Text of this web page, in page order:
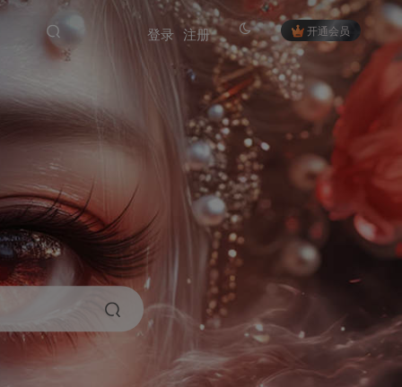
开通会员
登录 注册